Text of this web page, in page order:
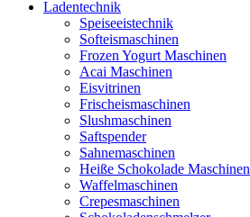
Ladentechnik
Speiseeistechnik
Softeismaschinen
Frozen Yogurt Maschinen
Acai Maschinen
Eisvitrinen
Frischeismaschinen
Slushmaschinen
Saftspender
Sahnemaschinen
Heiße Schokolade Maschinen
Waffelmaschinen
Crepesmaschinen